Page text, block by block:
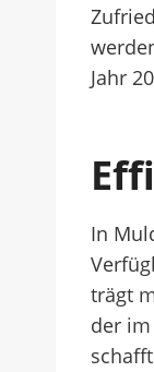
Jahr
In
trägt
der